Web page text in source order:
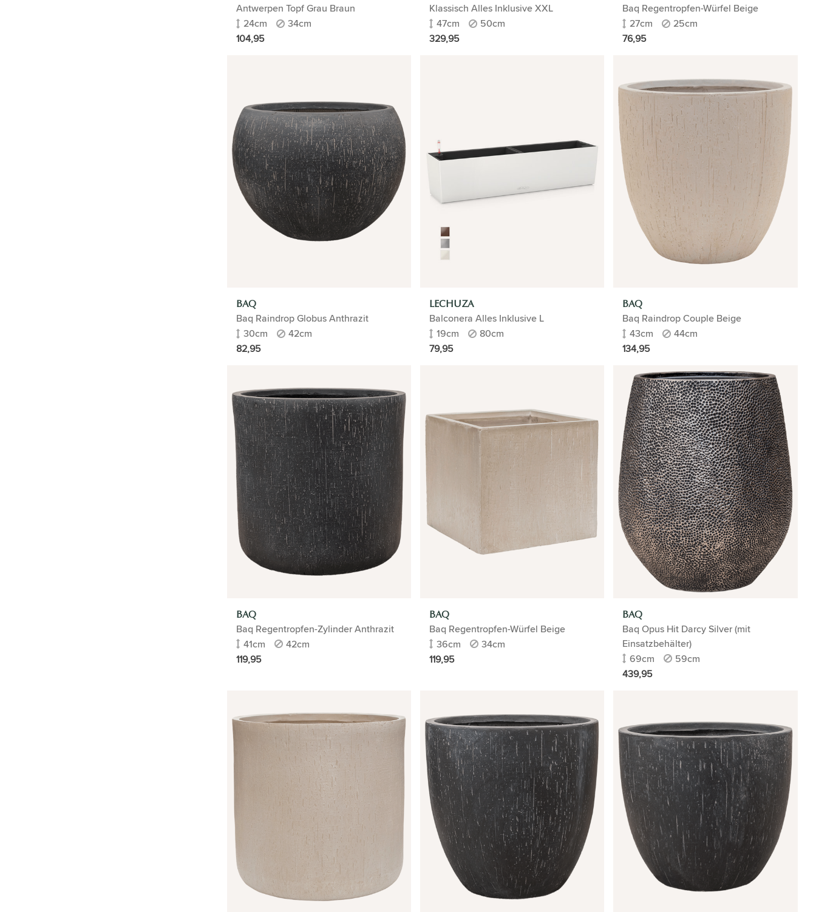
Antwerpen Topf Grau Braun
24cm
34cm
104,95
Klassisch Alles Inklusive XXL
47cm
50cm
329,95
Baq Regentropfen-Würfel Beige
27cm
25cm
76,95
BAQ
Baq Raindrop Globus Anthrazit
30cm
42cm
82,95
LECHUZA
Balconera Alles Inklusive L
19cm
80cm
79,95
BAQ
Baq Raindrop Couple Beige
43cm
44cm
134,95
BAQ
Baq Regentropfen-Zylinder Anthrazit
41cm
42cm
119,95
BAQ
Baq Regentropfen-Würfel Beige
36cm
34cm
119,95
BAQ
Baq Opus Hit Darcy Silver (mit
Einsatzbehälter)
69cm
59cm
439,95